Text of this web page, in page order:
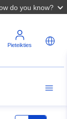
do you know?
Pieteikties